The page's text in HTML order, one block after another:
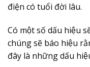
điện có tuổi đời lâu.
Có một số dấu hiệu
chúng sẽ báo hiệu
đây là những dấu